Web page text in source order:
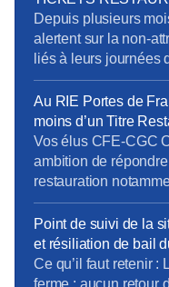
Depuis plusieurs
alertent sur la non-
liés à leurs journées
(TLOC). Une règle
certains salariés de
n’est toujours pas
du TLOC dans
Au RIE Portes de
moins d’un Titre
Vos élus CFE-CGC
ambition de
restauration
diversité de choix,
pour tous. Après
la signature d’un
240m du site
Point de suivi de la
et résiliation de bail
Ce qu’il faut retenir :